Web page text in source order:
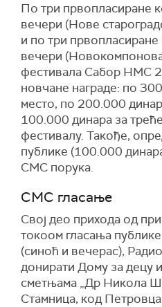
По три првопласиране
вечери (Нове
и по три првопласиране
вечери
фестивала Сабор НМС
новчане награде: по
место, по 200.000
100.000 динара за
фестивалу. Такође,
публике (100.000
СМС порука.
СМС гласање
Свој део прихода од
токоом гласања
(синоћ и вечерас),
донирати Дому за децу
сметњама „Др Никола
Стамница, код